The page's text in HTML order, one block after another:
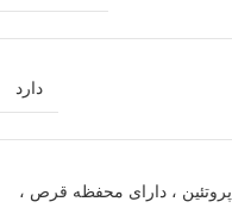
دارد
، دارای محفظه قرص ،